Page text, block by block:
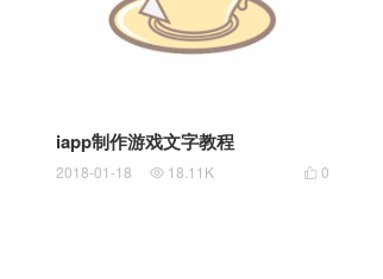
iapp制作游戏文字教程
 0
2018-01-18  18.11K